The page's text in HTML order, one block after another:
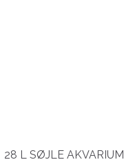
28 L SØJLE AKVARIUM